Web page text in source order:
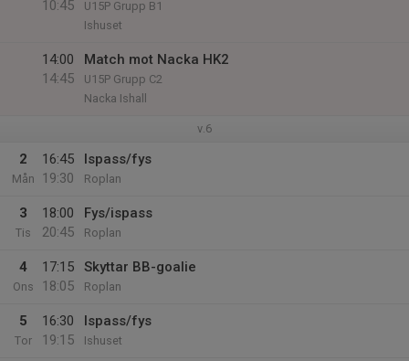
10:45
U15P Grupp B1
Ishuset
14:00
14:45
Match mot Nacka HK2
U15P Grupp C2
Nacka Ishall
v.6
2
Mån
16:45
19:30
Ispass/fys
Roplan
3
Tis
18:00
20:45
Fys/ispass
Roplan
4
Ons
17:15
18:05
Skyttar BB-goalie
Roplan
5
Tor
16:30
19:15
Ispass/fys
Ishuset